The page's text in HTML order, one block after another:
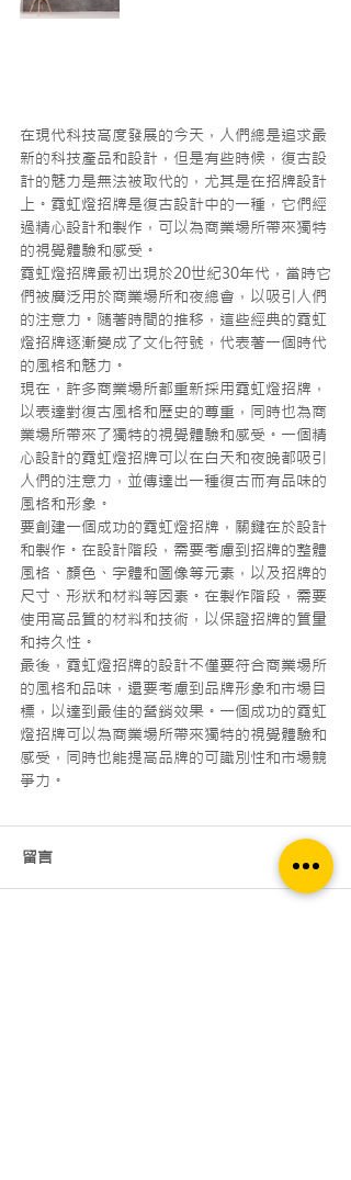
在現代科技高度發展的今天，人們總是追求最
新的科技產品和設計，但是有些時候，復古設
計的魅力是無法被取代的，尤其是在招牌設計
上。霓虹燈招牌是復古設計中的一種，它們經
過精心設計和製作，可以為商業場所帶來獨特
的視覺體驗和感受。
霓虹燈招牌最初出現於20世紀30年代，當時它
們被廣泛用於商業場所和夜總會，以吸引人們
的注意力。隨著時間的推移，這些經典的霓虹
燈招牌逐漸變成了文化符號，代表著一個時代
的風格和魅力。
現在，許多商業場所都重新採用霓虹燈招牌，
以表達對復古風格和歷史的尊重，同時也為商
業場所帶來了獨特的視覺體驗和感受。一個精
心設計的霓虹燈招牌可以在白天和夜晚都吸引
人們的注意力，並傳達出一種復古而有品味的
風格和形象。
要創建一個成功的霓虹燈招牌，關鍵在於設計
和製作。在設計階段，需要考慮到招牌的整體
風格、顏色、字體和圖像等元素，以及招牌的
尺寸、形狀和材料等因素。在製作階段，需要
使用高品質的材料和技術，以保證招牌的質量
和持久性。
最後，霓虹燈招牌的設計不僅要符合商業場所
的風格和品味，還要考慮到品牌形象和市場目
標，以達到最佳的營銷效果。一個成功的霓虹
燈招牌可以為商業場所帶來獨特的視覺體驗和
感受，同時也能提高品牌的可識別性和市場競
爭力。
留言